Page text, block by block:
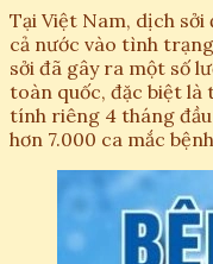
Tại Việt Nam, dịch
cả nước vào tình
sởi đã gây ra một số
toàn quốc, đặc biệt là
tính riêng 4 tháng đầu
hơn 7.000 ca mắc